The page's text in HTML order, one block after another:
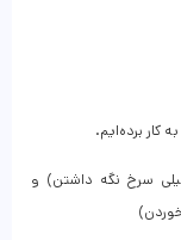
سرخ نگه داشتن) و
خوردن)